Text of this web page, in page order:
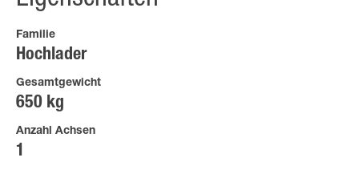
Familie
Hochlader
Gesamtgewicht
650 kg
Anzahl Achsen
1